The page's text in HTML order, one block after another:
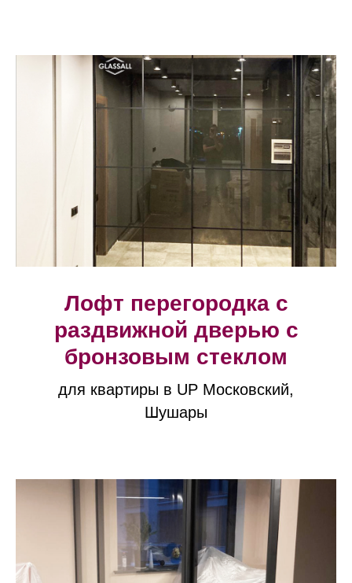
Лофт перегородка с
раздвижной дверью с
бронзовым стеклом
для квартиры в UP Московский,
Шушары